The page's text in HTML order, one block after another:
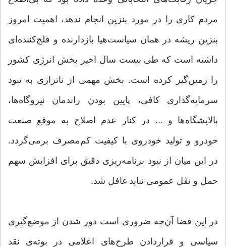
مردم کاری را در مورد بنزین انجام ندهد، اهمیت امروز
بنزین ریشه در همان سیاست‌هیا بازدارنده و فلج‌کننده‌ای
داشته است که طی بیست سال اخیر بخش انرژی کشور
را زمین‌گیر کرده است. بخش مهمی از ناترازی به نبود
سرمایه‌گذاری کافی، پایین بودن راندمان نیروگاه‌ها،
پالایشگاه‌ها و ... در کنار عدم اصلاح به موقع صنعت
خودرو و تولید خودروی با کیفیت کم‌مصرف برمی‌گردد.
در این میان از نبود برنامه‌ریزی دقیق برای افزایش سهم
حمل و نقل عمومی نباید غافل شد.
در این فضا آن‌چه ضروری است دور شدن از موضع‌گیری
سیاسی و قراردادن طرح‌های اعلامی در بوته‌ی نقد